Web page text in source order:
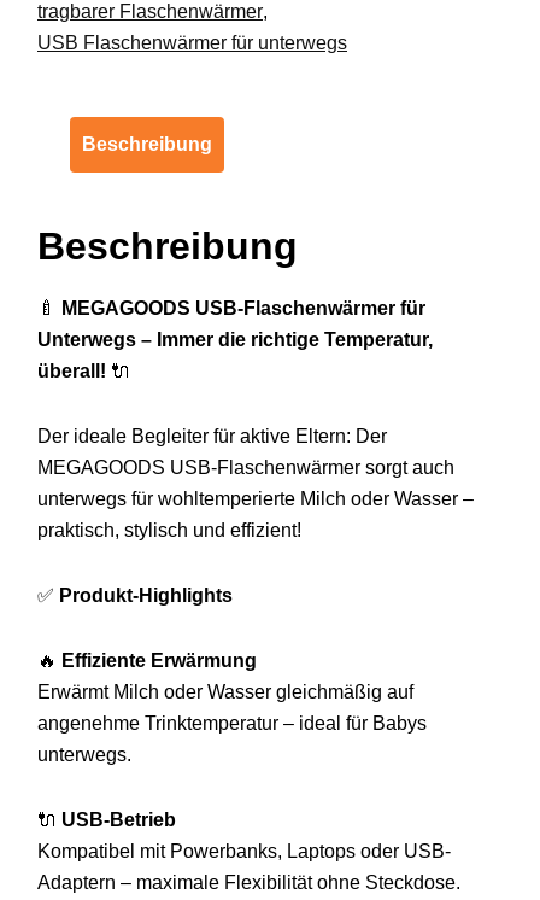
tragbarer Flaschenwärmer,
USB Flaschenwärmer für unterwegs
Beschreibung
Beschreibung
🍼
MEGAGOODS USB-Flaschenwärmer für
Unterwegs – Immer die richtige Temperatur,
überall! 🔌
Der ideale Begleiter für aktive Eltern: Der
MEGAGOODS USB-Flaschenwärmer sorgt auch
unterwegs für wohltemperierte Milch oder Wasser –
praktisch, stylisch und effizient!
✅ Produkt-Highlights
🔥 Effiziente Erwärmung
Erwärmt Milch oder Wasser gleichmäßig auf
angenehme Trinktemperatur – ideal für Babys
unterwegs.
🔌 USB-Betrieb
Kompatibel mit Powerbanks, Laptops oder USB-
Adaptern – maximale Flexibilität ohne Steckdose.